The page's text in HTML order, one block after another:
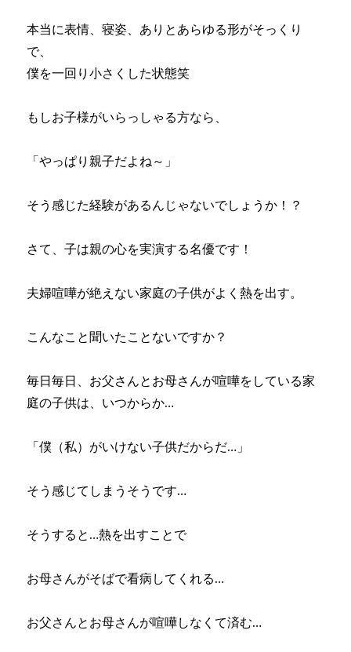
本当に表情、寝姿、ありとあらゆる形がそっくり
で、
僕を一回り小さくした状態笑
もしお子様がいらっしゃる方なら、
「やっぱり親子だよね～」
そう感じた経験があるんじゃないでしょうか！？
さて、子は親の心を実演する名優です！
夫婦喧嘩が絶えない家庭の子供がよく熱を出す。
こんなこと聞いたことないですか？
毎日毎日、お父さんとお母さんが喧嘩をしている家
庭の子供は、いつからか…
「僕（私）がいけない子供だからだ…」
そう感じてしまうそうです…
そうすると…熱を出すことで
お母さんがそばで看病してくれる…
お父さんとお母さんが喧嘩しなくて済む…